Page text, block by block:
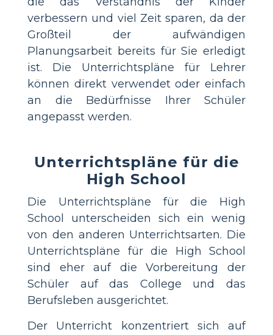
verbessern und viel Zeit sparen, da der
Großteil der aufwändigen
Planungsarbeit bereits für Sie erledigt
ist. Die Unterrichtspläne für Lehrer
können direkt verwendet oder einfach
an die Bedürfnisse Ihrer Schüler
angepasst werden.
Unterrichtspläne für die
High School
Die Unterrichtspläne für die High
School unterscheiden sich ein wenig
von den anderen Unterrichtsarten. Die
Unterrichtspläne für die High School
sind eher auf die Vorbereitung der
Schüler auf das College und das
Berufsleben ausgerichtet.
Der Unterricht konzentriert sich auf